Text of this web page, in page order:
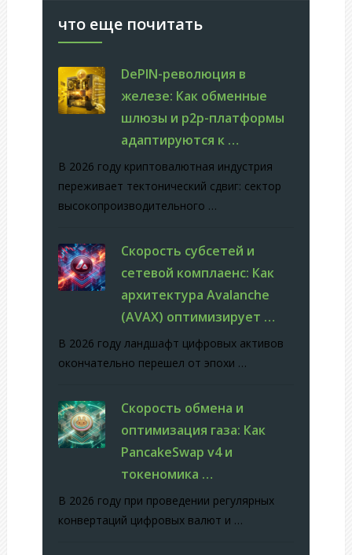
что еще почитать
DePIN-революция в
железе: Как обменные
шлюзы и p2p-платформы
адаптируются к …
В 2026 году криптовалютная индустрия
переживает тектонический сдвиг: сектор
высокопроизводительного …
Скорость субсетей и
сетевой комплаенс: Как
архитектура Avalanche
(AVAX) оптимизирует …
В 2026 году ландшафт цифровых активов
окончательно перешел от эпохи …
Скорость обмена и
оптимизация газа: Как
PancakeSwap v4 и
токеномика …
В 2026 году при проведении регулярных
конвертаций цифровых валют и …